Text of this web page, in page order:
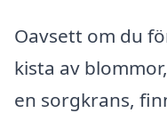
Oavsett om du
kista av
en sorgkrans,